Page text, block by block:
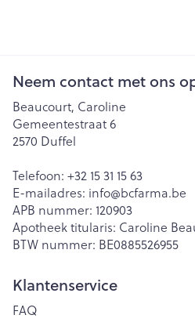
Neem contact met ons
Beaucourt, Caroline
Gemeentestraat 6
2570 Duffel
Telefoon: +32 15 31 15 63
E-mailadres: info@bcfarma.be
APB nummer: 120903
Apotheek titularis: Caroline
BTW nummer: BE0885526955
Klantenservice
FAQ